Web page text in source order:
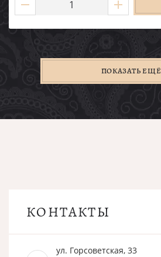
ПОКАЗАТЬ ЕЩЁ
КОНТАКТЫ
ул. Горсоветская, 33